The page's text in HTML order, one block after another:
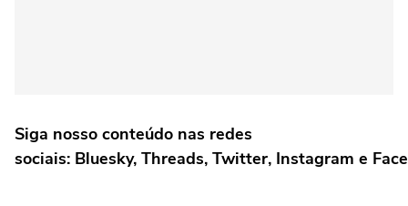
Siga nosso conteúdo nas redes
sociais: Bluesky, Threads, Twitter, Instagram e